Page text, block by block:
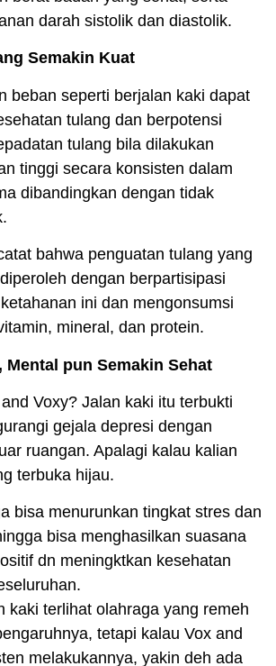
darah sistolik dan diastolik.
Semakin Kuat
beban seperti berjalan kaki dapat
tulang dan berpotensi
tulang bila dilakukan
tinggi secara konsisten dalam
dibandingkan dengan tidak
bahwa penguatan tulang yang
dengan berpartisipasi
ini dan mengonsumsi
mineral, dan protein.
Mental pun Semakin Sehat
Voxy? Jalan kaki itu terbukti
gejala depresi dengan
ruangan. Apalagi kalau kalian
terbuka hijau.
bisa menurunkan tingkat stres dan
bisa menghasilkan suasana
dn meningktkan kesehatan
kaki terlihat olahraga yang remeh
tetapi kalau Vox and
melakukannya, yakin deh ada